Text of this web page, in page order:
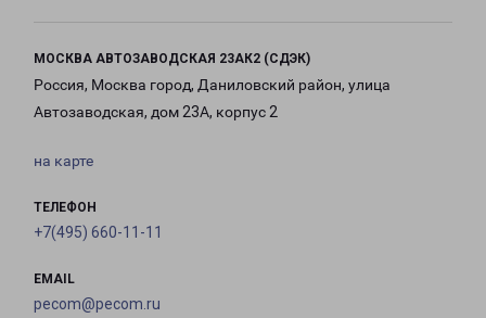
МОСКВА АВТОЗАВОДСКАЯ 23АК2 (СДЭК)
Россия, Москва город, Даниловский район, улица
Автозаводская, дом 23А, корпус 2
на карте
ТЕЛЕФОН
+7(495) 660-11-11
EMAIL
pecom@pecom.ru